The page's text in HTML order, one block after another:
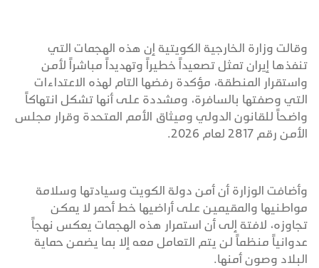
وقالت وزارة الخارجية الكويتية إن هذه الهجمات التي
تنفذها إيران تمثل تصعيداً خطيراً وتهديداً مباشراً لأمن
واستقرار المنطقة، مؤكدة رفضها التام لهذه الاعتداءات
التي وصفتها بالسافرة، ومشددة على أنها تشكل انتهاكاً
واضحاً للقانون الدولي وميثاق الأمم المتحدة وقرار مجلس
الأمن رقم 2817 لعام 2026.
وأضافت الوزارة أن أمن دولة الكويت وسيادتها وسلامة
مواطنيها والمقيمين على أراضيها خط أحمر لا يمكن
تجاوزه، لافتة إلى أن استمرار هذه الهجمات يعكس نهجاً
عدوانياً منظماً لن يتم التعامل معه إلا بما يضمن حماية
البلاد وصون أمنها.